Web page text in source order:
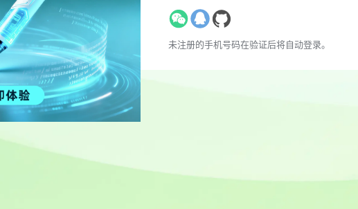
未注册的手机号码在验证后将自动登录。